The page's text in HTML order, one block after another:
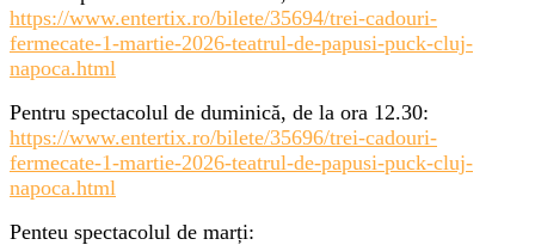
https://www.entertix.ro/bilete/35694/trei-cadouri-
fermecate-1-martie-2026-teatrul-de-papusi-puck-cluj-
napoca.html
Pentru spectacolul de duminică, de la ora 12.30:
https://www.entertix.ro/bilete/35696/trei-cadouri-
fermecate-1-martie-2026-teatrul-de-papusi-puck-cluj-
napoca.html
Penteu spectacolul de marți: